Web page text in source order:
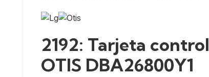
2192: Tarjeta control
OTIS DBA26800Y1